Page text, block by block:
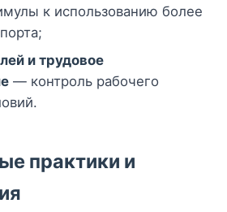
к использованию более
и трудовое
— контроль рабочего
практики и